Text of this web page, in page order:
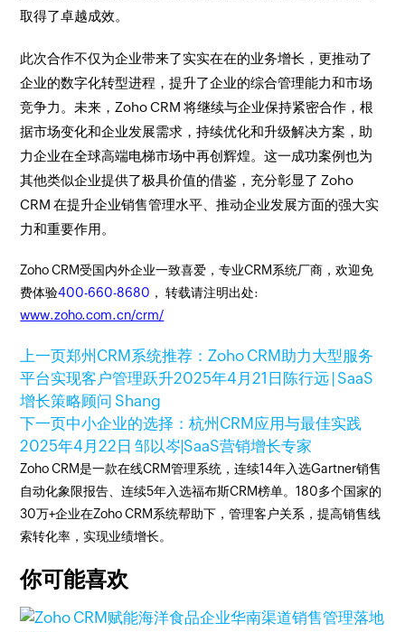
取得了卓越成效。​
此次合作不仅为企业带来了实实在在的业务增长，更推动了
企业的数字化转型进程，提升了企业的综合管理能力和市场
竞争力。未来，Zoho CRM 将继续与企业保持紧密合作，根
据市场变化和企业发展需求，持续优化和升级解决方案，助
力企业在全球高端电梯市场中再创辉煌。这一成功案例也为
其他类似企业提供了极具价值的借鉴，充分彰显了 Zoho
CRM 在提升企业销售管理水平、推动企业发展方面的强大实
力和重要作用。
Zoho CRM受国内外企业一致喜爱，专业CRM系统厂商，欢迎免
费体验400-660-8680 ， 转载请注明出处:
www.zoho.com.cn/crm/
上一页郑州CRM系统推荐：Zoho CRM助力大型服务
平台实现客户管理跃升2025年4月21日 陈行远 | SaaS
增长策略顾问 Shang
下一页中小企业的选择：杭州CRM应用与最佳实践
2025年4月22日 邹以岑|SaaS营销增长专家
Zoho CRM是一款在线CRM管理系统，连续14年入选Gartner销售
自动化象限报告、连续5年入选福布斯CRM榜单。180多个国家的
30万+企业在Zoho CRM系统帮助下，管理客户关系，提高销售线
索转化率，实现业绩增长。
你可能喜欢